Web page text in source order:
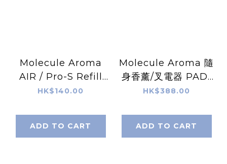
Molecule Aroma
AIR / Pro-S Refill
E-Element -
HK$140.00
ADD TO CART
Molecule Aroma 隨
身香薰/叉電器 PAD-
(藏青色 Blue Black /
附送一個固體香薰元
HK$388.00
ADD TO CART